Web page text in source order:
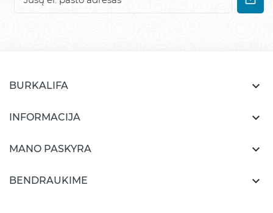
BURKALIFA 
INFORMACIJA 
MANO PASKYRA 
BENDRAUKIME 